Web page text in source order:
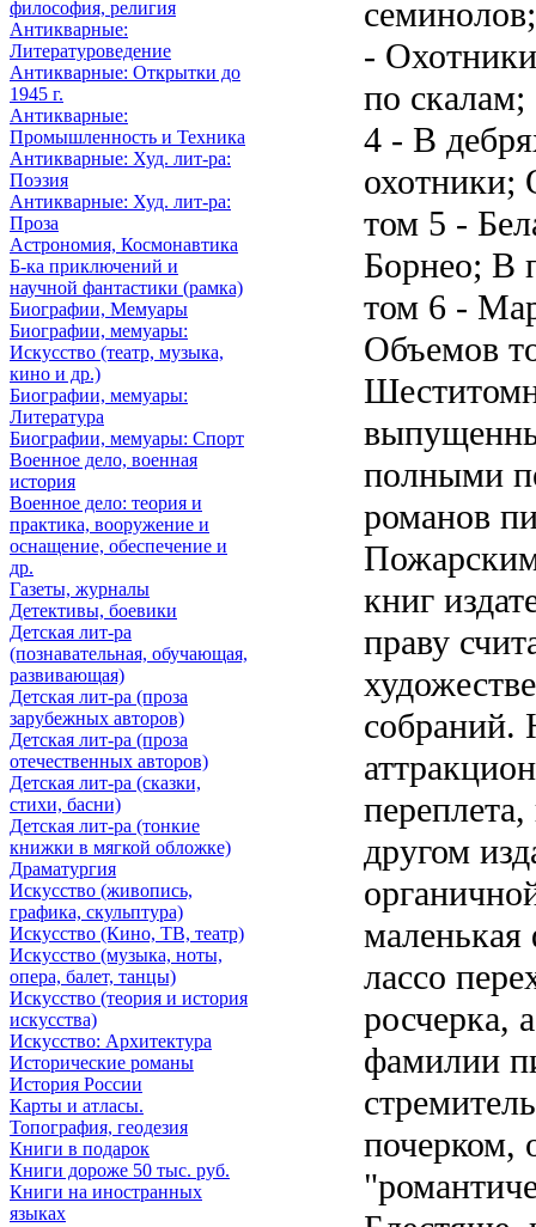
философия, религия
Антикварные:
Литературоведение
Антикварные: Открытки до
1945 г.
Антикварные:
Промышленность и Техника
Антикварные: Худ. лит-ра:
Поэзия
Антикварные: Худ. лит-ра:
Проза
Астрономия, Космонавтика
Б-ка приключений и
научной фантастики (рамка)
Биографии, Мемуары
Биографии, мемуары:
Искусство (театр, музыка,
кино и др.)
Биографии, мемуары:
Литература
Биографии, мемуары: Спорт
Военное дело, военная
история
Военное дело: теория и
практика, вооружение и
оснащение, обеспечение и
др.
Газеты, журналы
Детективы, боевики
Детская лит-ра
(познавательная, обучающая,
развивающая)
Детская лит-ра (проза
зарубежных авторов)
Детская лит-ра (проза
отечественных авторов)
Детская лит-ра (сказки,
стихи, басни)
Детская лит-ра (тонкие
книжки в мягкой обложке)
Драматургия
Искусствo (живопись,
графика, скульптура)
Искусствo (Кино, ТВ, театр)
Искусствo (музыка, ноты,
опера, балет, танцы)
Искусствo (теория и история
искусства)
Искусство: Архитектура
Исторические романы
История России
Карты и атласы.
Топография, геодезия
Книги в подарок
Книги дороже 50 тыс. руб.
Книги на иностранных
языках
-
по скалам;
4 - В
охотники;
том 5 -
Борнео; В
том 6 -
Объемов
полными
романов
книг
праву
собраний.
другом
маленькая
лассо
росчерка,
фамилии
почерком,